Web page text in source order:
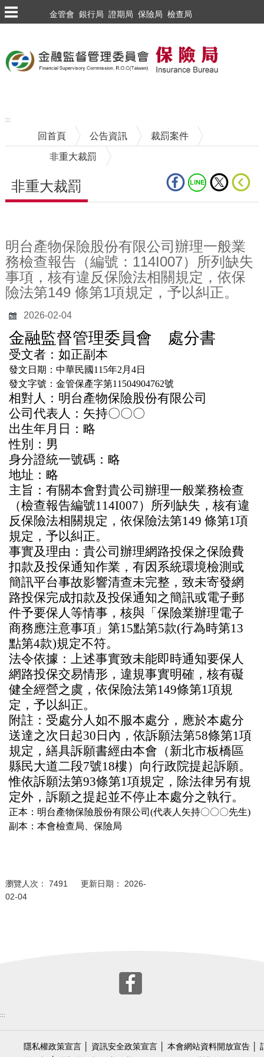
跳到主要內容區塊
金管會 銀行局 證期局 保險局 檢查局
:::
回首頁 公告資訊 裁罰案件
非重大裁罰
非重大裁罰
明台產物保險股份有限公司辦理一般業
務檢查報告（編號：114I007）所列缺失
事項，核有違反保險法相關規定，依保
險法第149 條第1項規定，予以糾正。
2026-02-04
金融監督管理委員會 處分書
受文者：如正副本
發文日期：中華民國115年2月4日
發文字號：金管保產字第11504904762號
相對人：明台產物保險股份有限公司
公司代表人：矢持〇〇〇
出生年月日：略
性別：男
身分證統一號碼：略
地址：略
主旨：有關本會對貴公司辦理一般業務檢查
（檢查報告編號114I007）所列缺失，核有違
反保險法相關規定，依保險法第149 條第1項
規定，予以糾正。
事實及理由：貴公司辦理網路投保之保險費
扣款及投保通知作業，有因系統環境檢測或
簡訊平台事故影響清查未完整，致未寄發網
路投保完成扣款及投保通知之簡訊或電子郵
件予要保人等情事，核與「保險業辦理電子
商務應注意事項」第15點第5款(行為時第13
點第4款)規定不符。
法令依據：上述事實致未能即時通知要保人
網路投保交易情形，違規事實明確，核有礙
健全經營之虞，依保險法第149條第1項規
定，予以糾正。
附註：受處分人如不服本處分，應於本處分
送達之次日起30日內，依訴願法第58條第1項
規定，繕具訴願書經由本會（新北市板橋區
縣民大道二段7號18樓）向行政院提起訴願。
惟依訴願法第93條第1項規定，除法律另有規
定外，訴願之提起並不停止本處分之執行。
正本：明台產物保險股份有限公司(代表人矢持〇〇〇先生)
副本：本會檢查局、保險局
瀏覽人次： 7491 更新日期： 2026-
02-04
:::
隱私權政策宣言 資訊安全政策宣言 本會網站資料開放宣告